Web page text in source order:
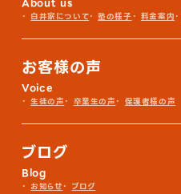
白井家について 塾の様子 料金案内
お客様の声
Voice
生徒の声 卒業生の声 保護者様の声
ブログ
Blog
お知らせ ブログ